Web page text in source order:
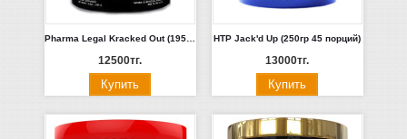
Pharma Legal Kracked Out (195гр 30 порц)
12500тг.
HTP Jack'd Up (250гр 45 порций)
13000тг.